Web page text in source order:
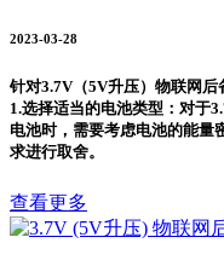
2023-03-28
针对3.7V（5V升压）物联网后
1.选择适当的电池类型：对于
电池时，需要考虑电池的能量
求进行取舍。
查看更多